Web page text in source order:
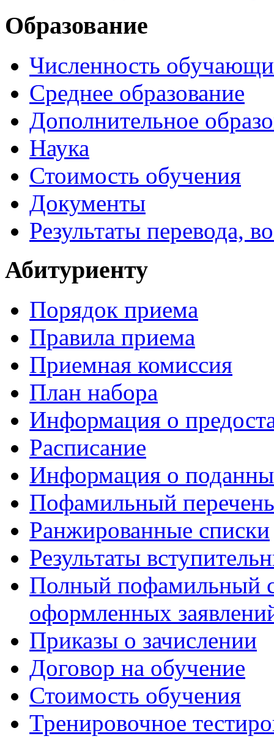
Образование
Численность
Среднее образование
Дополнительное
Наука
Стоимость обучения
Документы
Результаты перевода,
Абитуриенту
Порядок приема
Правила приема
Приемная комиссия
План набора
Информация о
Расписание
Информация о
Пофамильный
Ранжированные списки
Результаты
Полный пофамильный
оформленных
Приказы о зачислении
Договор на обучение
Стоимость обучения
Тренировочное